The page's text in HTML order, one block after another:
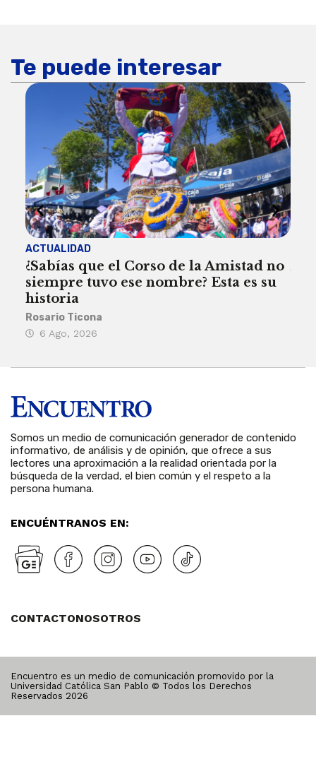
Te puede interesar
ACTUALIDAD
¿Sabías que el Corso de la Amistad no
siempre tuvo ese nombre? Esta es su
historia
Rosario Ticona
6 Ago, 2026
Somos un medio de comunicación generador de contenido
informativo, de análisis y de opinión, que ofrece a sus
lectores una aproximación a la realidad orientada por la
búsqueda de la verdad, el bien común y el respeto a la
persona humana.
ENCUÉNTRANOS EN:
CONTACTONOSOTROS
Encuentro es un medio de comunicación promovido por la
Universidad Católica San Pablo © Todos los Derechos
Reservados 2026